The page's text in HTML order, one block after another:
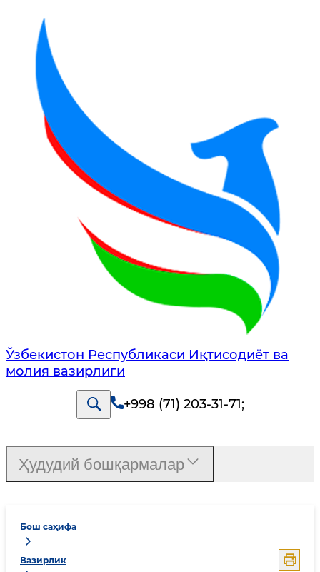
Ўзбекистон Республикаси Иқтисодиёт ва
молия вазирлиги
+998 (71) 203-31-71;
Бош саҳифа
Вазирлик
Ҳудудий бошқармалар